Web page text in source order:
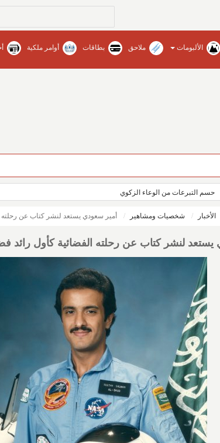
الألبومات ملاحق بطاقات أوامر ملكية
ويؤسس للجامعات في محافظات المنطقة‏ / نبراس - إنتصار
حسم التبرعات من الوعاء الزكوي
الأخبار شخصيات ومشاهير أمير سعودي يستعد لنشر كتاب عن رحلته
يستعد لنشر كتاب عن رحلته الفضائية كأول رائد